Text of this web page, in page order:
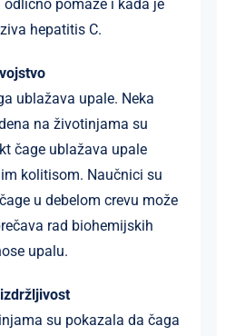
pomaže i kada je
hepatitis C.
ublažava upale. Neka
na životinjama su
čage ublažava upale
kolitisom. Naučnici su
u debelom crevu može
rad biohemijskih
upalu.
su pokazala da čaga